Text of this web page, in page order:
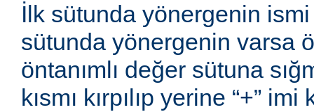
İlk sütunda yönergenin
sütunda yönergenin varsa
öntanımlı değer sütuna
kısmı kırpılıp yerine “+”